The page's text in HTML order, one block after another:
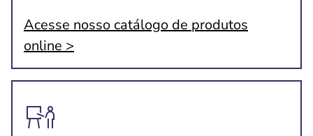
Acesse nosso catálogo de produtos
online >